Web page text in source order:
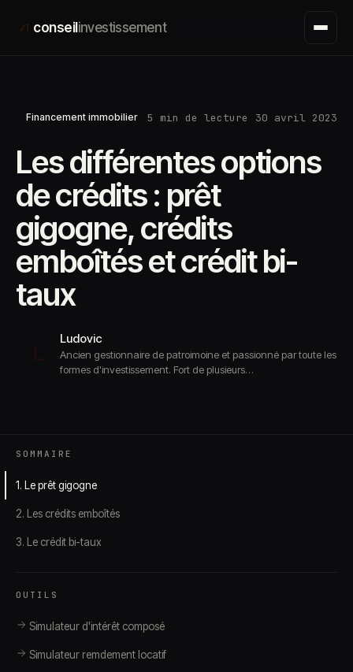
conseilinvestissement
Financement immobilier 5 min de lecture 30 avril 2023
Les différentes options
de crédits : prêt
gigogne, crédits
emboîtés et crédit bi-
taux
L
Ludovic
Ancien gestionnaire de patroimoine et passionné par toute les
formes d'investissement. Fort de plusieurs…
SOMMAIRE
1. Le prêt gigogne
2. Les crédits emboîtés
3. Le crédit bi-taux
OUTILS
Simulateur d'intérêt composé
Simulateur remdement locatif